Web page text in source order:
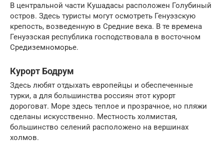
В центральной части Кушадасы расположен Голубиный
остров. Здесь туристы могут осмотреть Генуэзскую
крепость, возведенную в Средние века. В те времена
Генуэзская республика господствовала в восточном
Средиземноморье.
Курорт Бодрум
Здесь любят отдыхать европейцы и обеспеченные
турки, а для большинства россиян этот курорт
дороговат. Море здесь теплое и прозрачное, но пляжи
сделаны искусственно. Местность холмистая,
большинство селений расположено на вершинах
холмов.